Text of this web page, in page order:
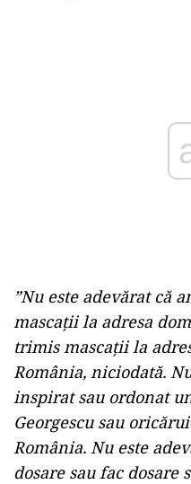
”Nu este adevărat că
mascaţii la adresa
trimis mascaţii la
România, niciodată.
inspirat sau ordonat
Georgescu sau
România. Nu este
dosare sau fac dosare